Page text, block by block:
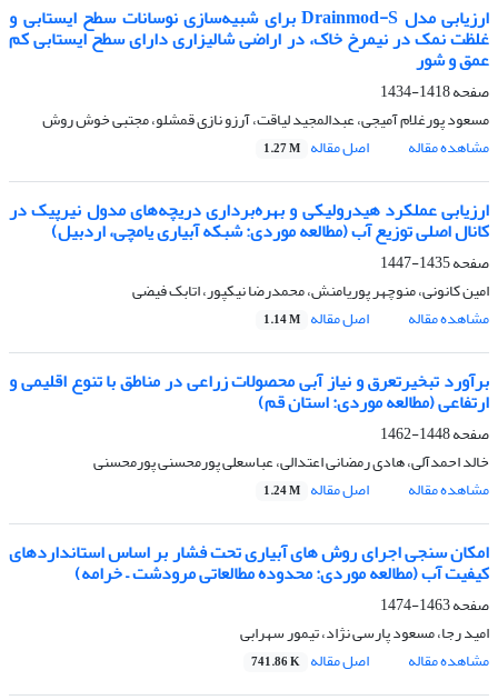
ارزیابی مدل Drainmod-S برای شبیه‌سازی نوسانات سطح ایستابی و
غلظت نمک در نیمرخ خاک، در اراضی شالیزاری دارای سطح ایستابی کم
عمق و شور
صفحه1418-1434
مسعود پورغلام آمیجی، عبدالمجید لیاقت، آرزو نازی قمشلو، مجتبی خوش روش
مشاهده مقاله
اصل مقاله 1.27 M
ارزیابی عملکرد هیدرولیکی و بهره‌برداری دریچه‌های مدول نیرپیک در
کانال اصلی توزیع آب (مطالعه موردی: شبکه آبیاری یامچی، اردبیل)
صفحه1435-1447
امین کانونی، منوچهر پوریامنش، محمدرضا نیکپور، اتابک فیضی
مشاهده مقاله
اصل مقاله 1.14 M
برآورد تبخیرتعرق و نیاز آبی محصولات زراعی در مناطق با تنوع اقلیمی و
ارتفاعی (مطالعه موردی: استان قم)
صفحه1448-1462
خالد احمدآلی، هادی رمضانی اعتدالی، عباسعلی پورمحسنی پورمحسنی
مشاهده مقاله
اصل مقاله 1.24 M
امکان سنجی اجرای روش های آبیاری تحت فشار بر اساس استانداردهای
کیفیت آب (مطالعه موردی: محدوده مطالعاتی مرودشت – خرامه)
صفحه1463-1474
امید رجا، مسعود پارسی نژاد، تیمور سهرابی
مشاهده مقاله
اصل مقاله 741.86 K